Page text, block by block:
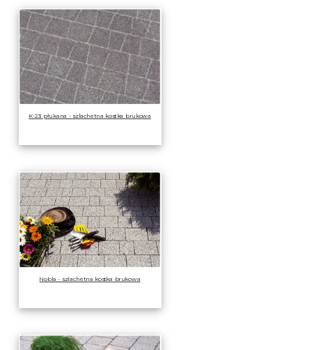
K-23 płukana - szlachetna kostka brukowa
Nobla - szlachetna kostka brukowa